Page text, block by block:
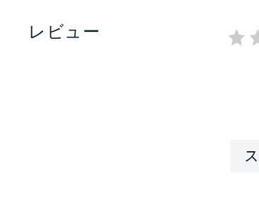
レビュー